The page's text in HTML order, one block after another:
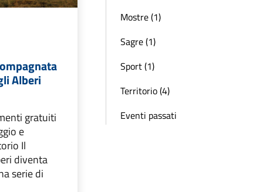
Alberi
gratuiti
e
Il
diventa
serie di
Mostre (1)
Sagre (1)
Sport (1)
Territorio (4)
Eventi passati